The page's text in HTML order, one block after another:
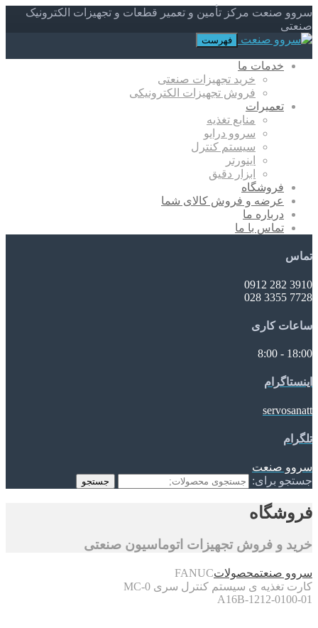
سروو صنعت مرکز تأمین و تعمیر قطعات و تجهیزات الکترونیک
صنعتی
فهرست
خدمات ما
خرید تجهیزات صنعتی
فروش تجهیزات الکترونیکی
تعمیرات
منابع تغذیه
سروو درایو
سیستم کنترل
اینورتر
ابزار دقیق
فروشگاه
عرضه و فروش کالای شما
درباره ما
تماس با ما
تماس
3910 282 0912
7728 3355 028
ساعات کاری
18:00 - 8:00
اینستاگرام
servosanatt
تلگرام
سروو صنعت
جستجو برای:
جستجو
فروشگاه
خرید و فروش تجهیزات اتوماسیون صنعتی
سروو صنعتمحصولاتFANUC
کارت تغذیه ی سیستم کنترل سری 0-MC
A16B-1212-0100-01